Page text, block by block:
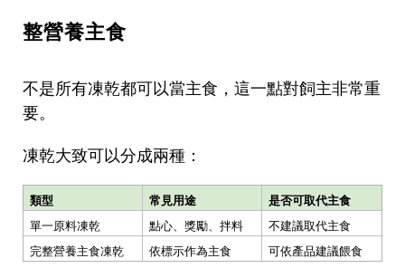
整營養主食
不是所有凍乾都可以當主食，這一點對飼主非常重
要。
凍乾大致可以分成兩種：
類型 常見用途
是否可取代主食
單一原料凍乾
點心、獎勵、拌料
不建議取代主食
完整營養主食凍乾
依標示作為主食 可依產品建議餵食